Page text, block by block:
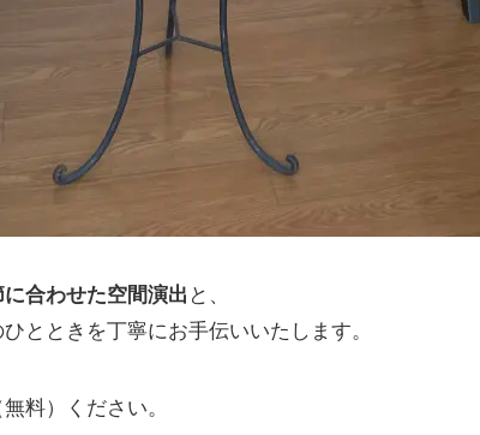
合わせた空間演出 と、
とときを丁寧にお手伝いいたします。
料）ください。